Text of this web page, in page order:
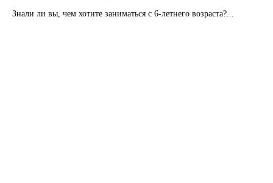
Знали ли вы, чем хотите заниматься с 6-летнего возраста?...